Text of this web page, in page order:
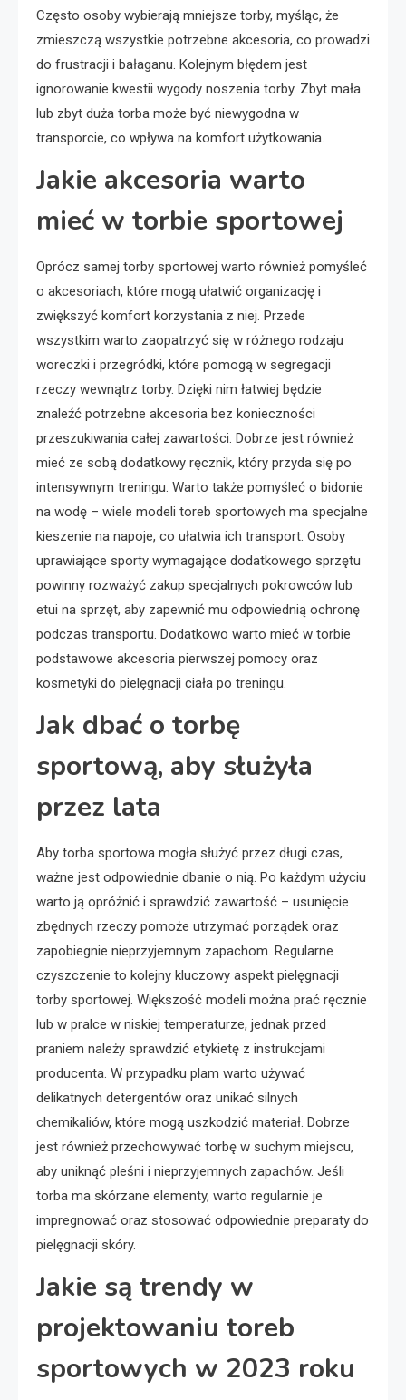
Często osoby wybierają mniejsze torby, myśląc, że
zmieszczą wszystkie potrzebne akcesoria, co prowadzi
do frustracji i bałaganu. Kolejnym błędem jest
ignorowanie kwestii wygody noszenia torby. Zbyt mała
lub zbyt duża torba może być niewygodna w
transporcie, co wpływa na komfort użytkowania.
Jakie akcesoria warto
mieć w torbie sportowej
Oprócz samej torby sportowej warto również pomyśleć
o akcesoriach, które mogą ułatwić organizację i
zwiększyć komfort korzystania z niej. Przede
wszystkim warto zaopatrzyć się w różnego rodzaju
woreczki i przegródki, które pomogą w segregacji
rzeczy wewnątrz torby. Dzięki nim łatwiej będzie
znaleźć potrzebne akcesoria bez konieczności
przeszukiwania całej zawartości. Dobrze jest również
mieć ze sobą dodatkowy ręcznik, który przyda się po
intensywnym treningu. Warto także pomyśleć o bidonie
na wodę – wiele modeli toreb sportowych ma specjalne
kieszenie na napoje, co ułatwia ich transport. Osoby
uprawiające sporty wymagające dodatkowego sprzętu
powinny rozważyć zakup specjalnych pokrowców lub
etui na sprzęt, aby zapewnić mu odpowiednią ochronę
podczas transportu. Dodatkowo warto mieć w torbie
podstawowe akcesoria pierwszej pomocy oraz
kosmetyki do pielęgnacji ciała po treningu.
Jak dbać o torbę
sportową, aby służyła
przez lata
Aby torba sportowa mogła służyć przez długi czas,
ważne jest odpowiednie dbanie o nią. Po każdym użyciu
warto ją opróżnić i sprawdzić zawartość – usunięcie
zbędnych rzeczy pomoże utrzymać porządek oraz
zapobiegnie nieprzyjemnym zapachom. Regularne
czyszczenie to kolejny kluczowy aspekt pielęgnacji
torby sportowej. Większość modeli można prać ręcznie
lub w pralce w niskiej temperaturze, jednak przed
praniem należy sprawdzić etykietę z instrukcjami
producenta. W przypadku plam warto używać
delikatnych detergentów oraz unikać silnych
chemikaliów, które mogą uszkodzić materiał. Dobrze
jest również przechowywać torbę w suchym miejscu,
aby uniknąć pleśni i nieprzyjemnych zapachów. Jeśli
torba ma skórzane elementy, warto regularnie je
impregnować oraz stosować odpowiednie preparaty do
pielęgnacji skóry.
Jakie są trendy w
projektowaniu toreb
sportowych w 2023 roku